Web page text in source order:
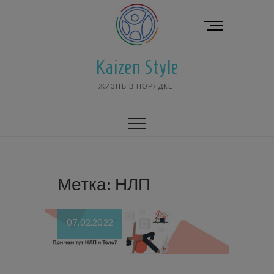
Kaizen Style
ЖИЗНЬ В ПОРЯДКЕ!
К
Метка:НЛП
07.02.2022